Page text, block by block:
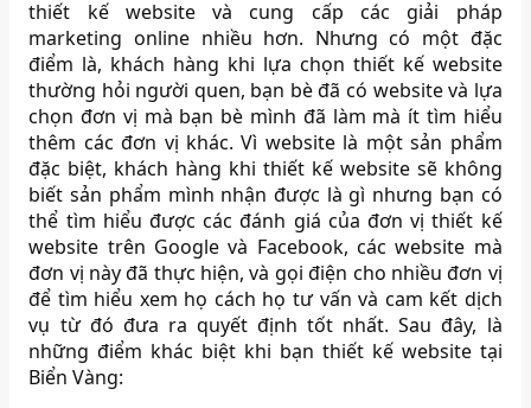
thiết kế website và cung cấp các giải pháp
marketing online nhiều hơn. Nhưng có một đặc
điểm là, khách hàng khi lựa chọn thiết kế website
thường hỏi người quen, bạn bè đã có website và lựa
chọn đơn vị mà bạn bè mình đã làm mà ít tìm hiểu
thêm các đơn vị khác. Vì website là một sản phẩm
đặc biệt, khách hàng khi thiết kế website sẽ không
biết sản phẩm mình nhận được là gì nhưng bạn có
thể tìm hiểu được các đánh giá của đơn vị thiết kế
website trên Google và Facebook, các website mà
đơn vị này đã thực hiện, và gọi điện cho nhiều đơn vị
để tìm hiểu xem họ cách họ tư vấn và cam kết dịch
vụ từ đó đưa ra quyết định tốt nhất. Sau đây, là
những điểm khác biệt khi bạn thiết kế website tại
Biển Vàng: